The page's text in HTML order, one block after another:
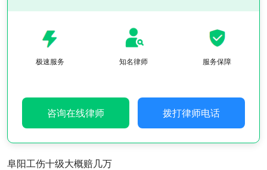
极速服务 知名律师 服务保障
咨询在线律师 拨打律师电话
阜阳工伤十级大概赔几万